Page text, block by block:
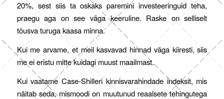
20%, sest siis ta oskaks paremini investeeringuid teha,
praegu aga on see väga keeruline. Raske on selliselt
tõusva turuga kaasa minna.
Kui me arvame, et meil kasvavad hinnad väga kiiresti, siis
me ei eristu mitte kuidagi muust maailmast.
Kui vaatame Case-Shilleri kinnisvarahindade indeksit, mis
näitab seda, mismoodi on muutunud reaalsete tehingutega